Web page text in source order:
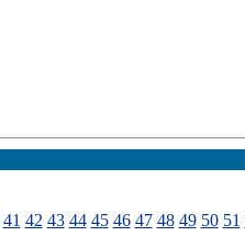
41 42 43 44 45 46 47 48 49 50 51